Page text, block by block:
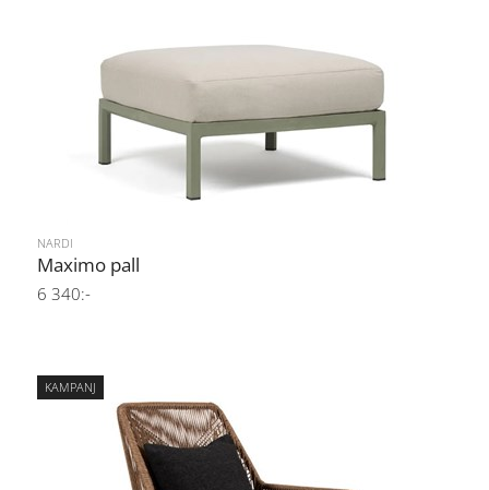
NARDI
Maximo pall
6 340:-
KAMPANJ